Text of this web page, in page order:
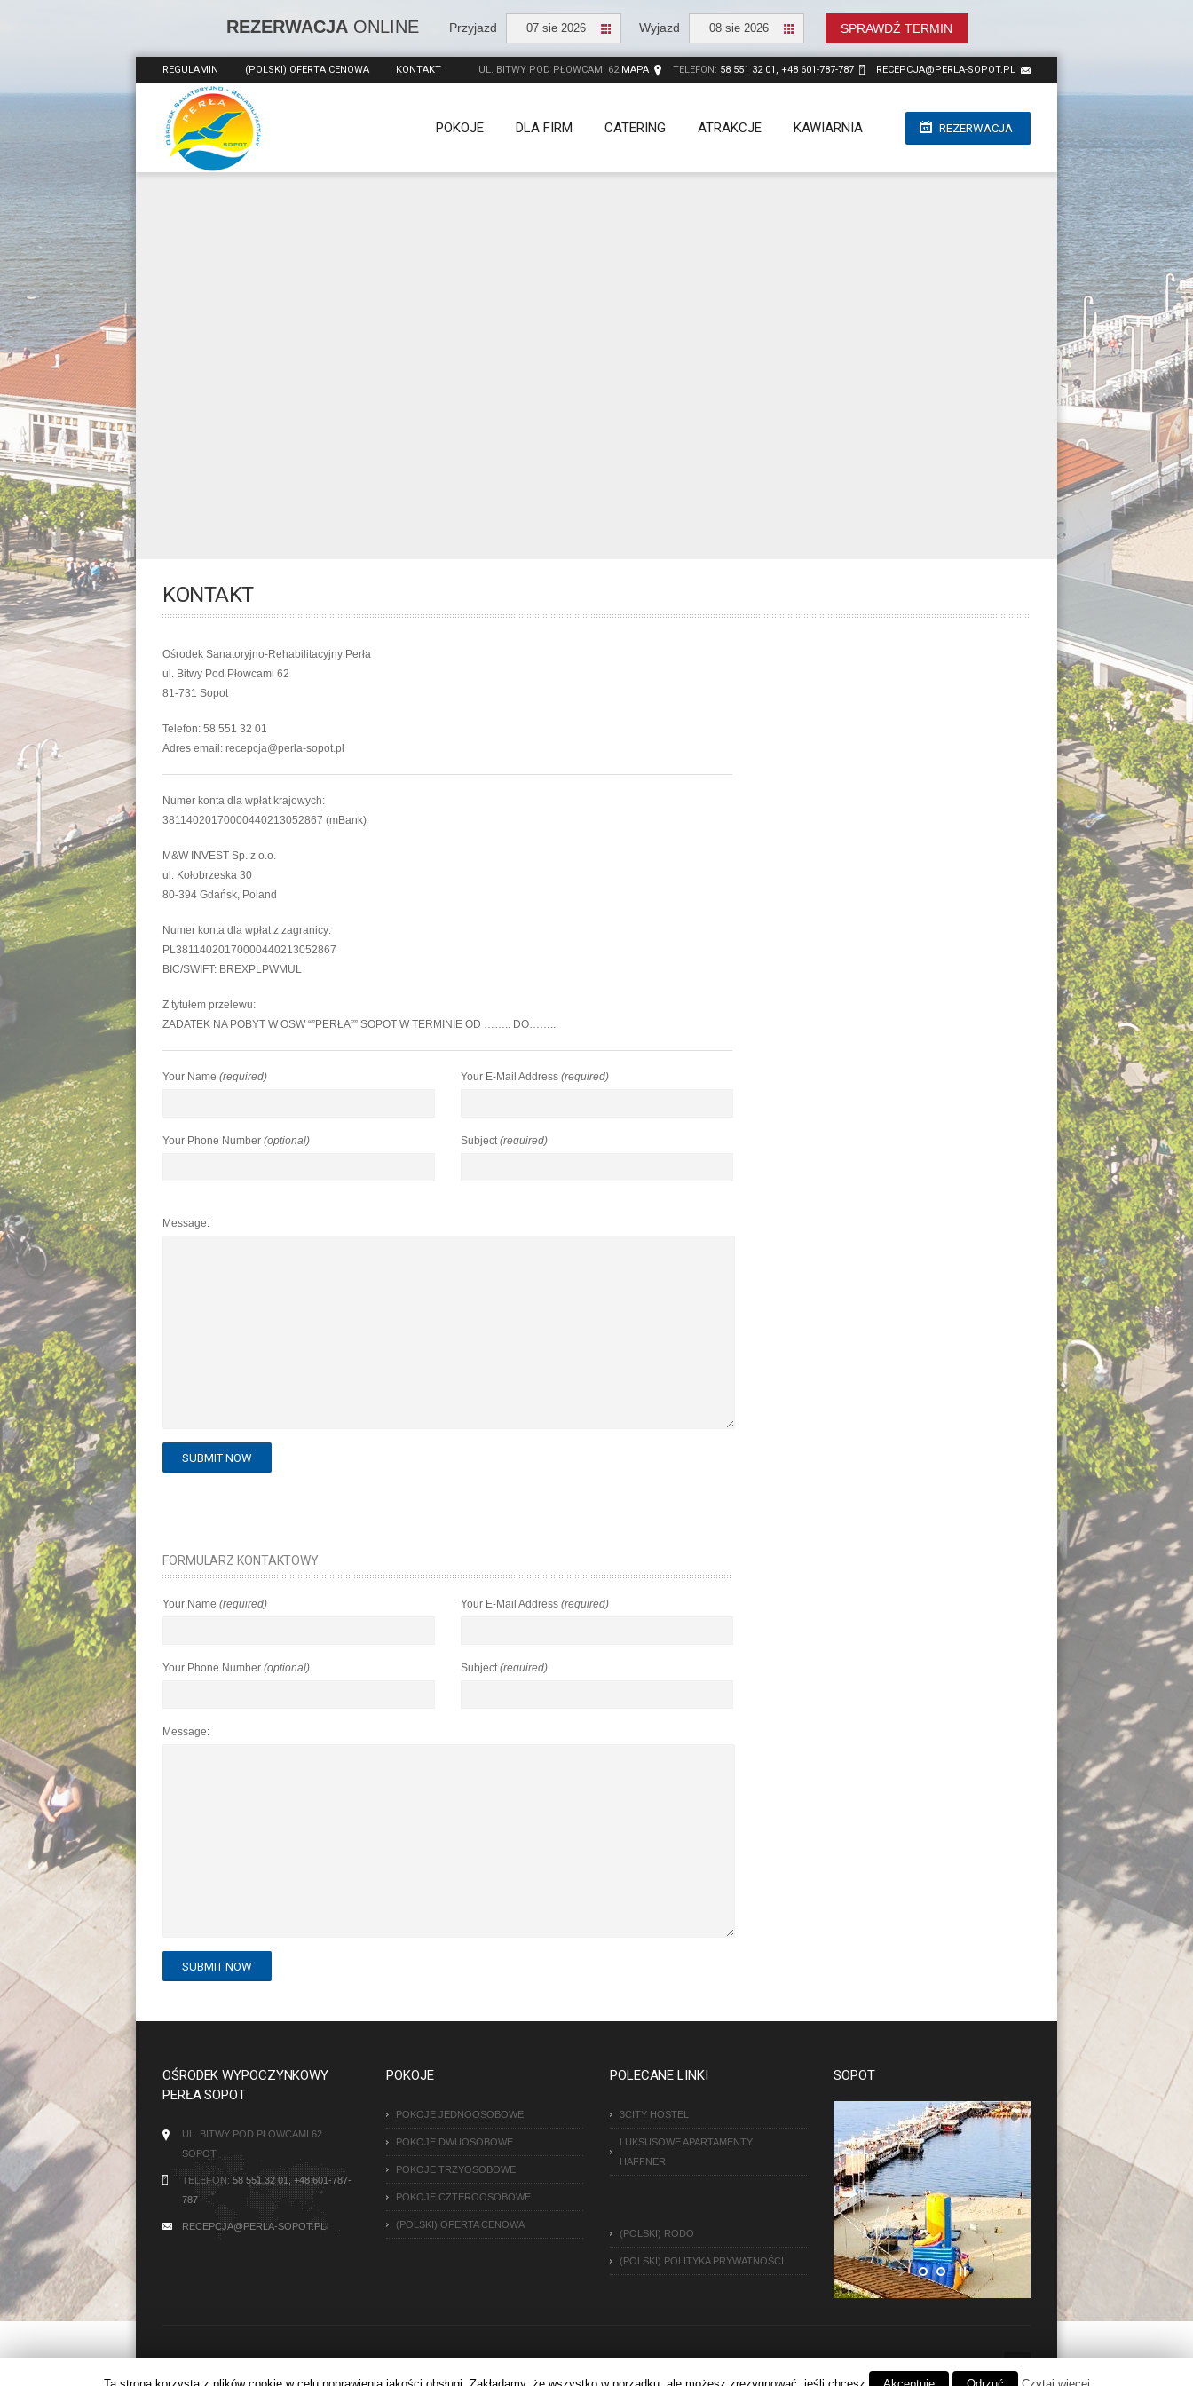
REZERWACJAONLINE Przyjazd 07 sie 2026 Wyjazd 08 sie 2026 SPRAWDŹ TERMIN
REGULAMIN (POLSKI) OFERTA CENOWA KONTAKT UL. BITWY POD PŁOWCAMI 62 MAPA TELEFON: 58 551 32 01, +48 601-787-787 RECEPCJA@PERLA-SOPOT.PL
REZERWACJA
POKOJE DLA FIRM CATERING ATRAKCJE KAWIARNIA
KONTAKT
Ośrodek Sanatoryjno-Rehabilitacyjny Perła
ul. Bitwy Pod Płowcami 62
81-731 Sopot
Telefon: 58 551 32 01
Adres email: recepcja@perla-sopot.pl
Numer konta dla wpłat krajowych:
38114020170000440213052867 (mBank)
M&W INVEST Sp. z o.o.
ul. Kołobrzeska 30
80-394 Gdańsk, Poland
Numer konta dla wpłat z zagranicy:
PL38114020170000440213052867
BIC/SWIFT: BREXPLPWMUL
Z tytułem przelewu:
ZADATEK NA POBYT W OSW “”PERŁA”” SOPOT W TERMINIE OD …….. DO……..
Your Name (required)
Your Phone Number (optional)
Your E-Mail Address (required)
Subject(required)
Message:
FORMULARZ KONTAKTOWY
Your Name (required)
Your Phone Number (optional)
Your E-Mail Address (required)
Subject(required)
Message:
OŚRODEK WYPOCZYNKOWY
PERŁA SOPOT
UL. BITWY POD PŁOWCAMI 62
SOPOT
TELEFON: 58 551 32 01, +48 601-787-
787
RECEPCJA@PERLA-SOPOT.PL
POKOJE
POKOJE JEDNOOSOBOWE
POKOJE DWUOSOBOWE
POKOJE TRZYOSOBOWE
POKOJE CZTEROOSOBOWE
(POLSKI) OFERTA CENOWA
POLECANE LINKI
3CITY HOSTEL
LUKSUSOWE APARTAMENTY
HAFFNER
(POLSKI) RODO
(POLSKI) POLITYKA PRYWATNOŚCI
SOPOT